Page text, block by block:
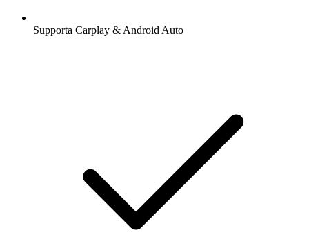
Supporta Carplay & Android Auto